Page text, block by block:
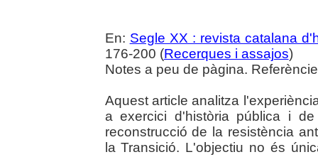
En: Segle XX : revista catalana
176-200 (Recerques i assajos)
Notes a peu de pàgina.
Aquest article analitza
a exercici d'història pública i
reconstrucció de la resistència
la Transició. L'objectiu no és